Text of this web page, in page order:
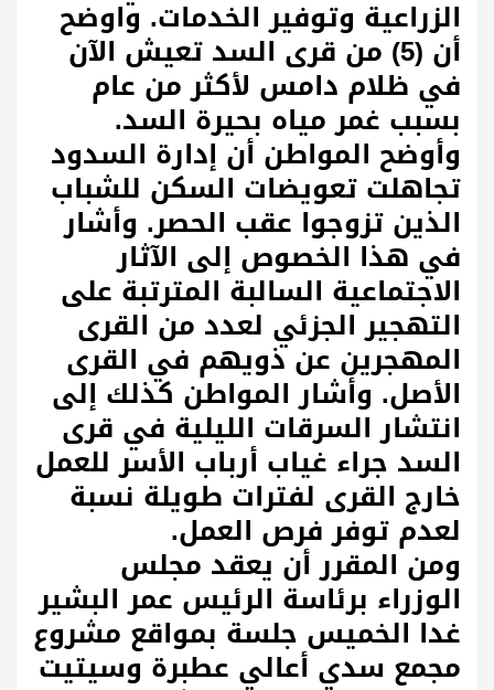
الزراعية وتوفير الخدمات. واوضح
أن (5) من قرى السد تعيش الآن
في ظلام دامس لأكثر من عام
بسبب غمر مياه بحيرة السد.
وأوضح المواطن أن إدارة السدود
تجاهلت تعويضات السكن للشباب
الذين تزوجوا عقب الحصر. وأشار
في هذا الخصوص إلى الآثار
الاجتماعية السالبة المترتبة على
التهجير الجزئي لعدد من القرى
المهجرين عن ذويهم في القرى
الأصل. وأشار المواطن كذلك إلى
انتشار السرقات الليلية في قرى
السد جراء غياب أرباب الأسر للعمل
خارج القرى لفترات طويلة نسبة
لعدم توفر فرص العمل.
ومن المقرر أن يعقد مجلس
الوزراء برئاسة الرئيس عمر البشير
غدا الخميس جلسة بمواقع مشروع
مجمع سدي أعالي عطبرة وسيتيت